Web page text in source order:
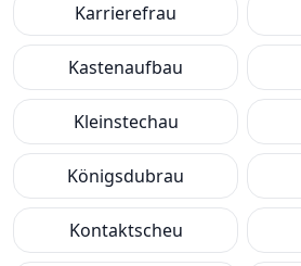
Karrierefrau
Kastenaufbau
Kleinstechau
Königsdubrau
Kontaktscheu